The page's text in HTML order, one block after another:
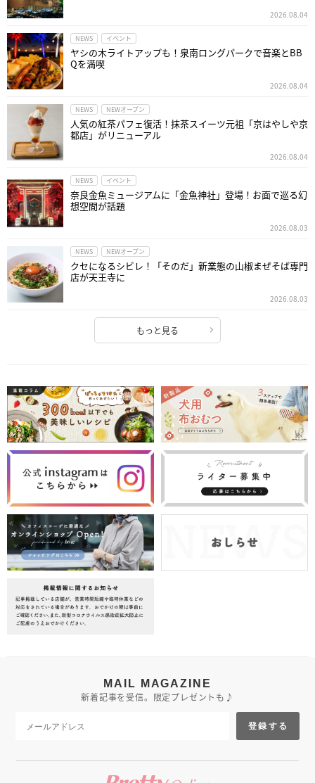
2026.08.04
NEWS イベント
ヤシの木ライトアップも！泉南ロングパークで音楽とBB
Qを満喫
2026.08.04
NEWS NEWオープン
人気の紅茶パフェ復活！抹茶スイーツ元祖「京はやしや京
都店」がリニューアル
2026.08.04
NEWS イベント
奈良金魚ミュージアムに「金魚神社」登場！お面で巡る幻
想空間が話題
2026.08.03
NEWS NEWオープン
クセになるシビレ！「そのだ」新業態の山椒まぜそば専門
店が天王寺に
2026.08.03
もっと見る
MAIL MAGAZINE
新着記事を受信。限定プレゼントも♪
登録する